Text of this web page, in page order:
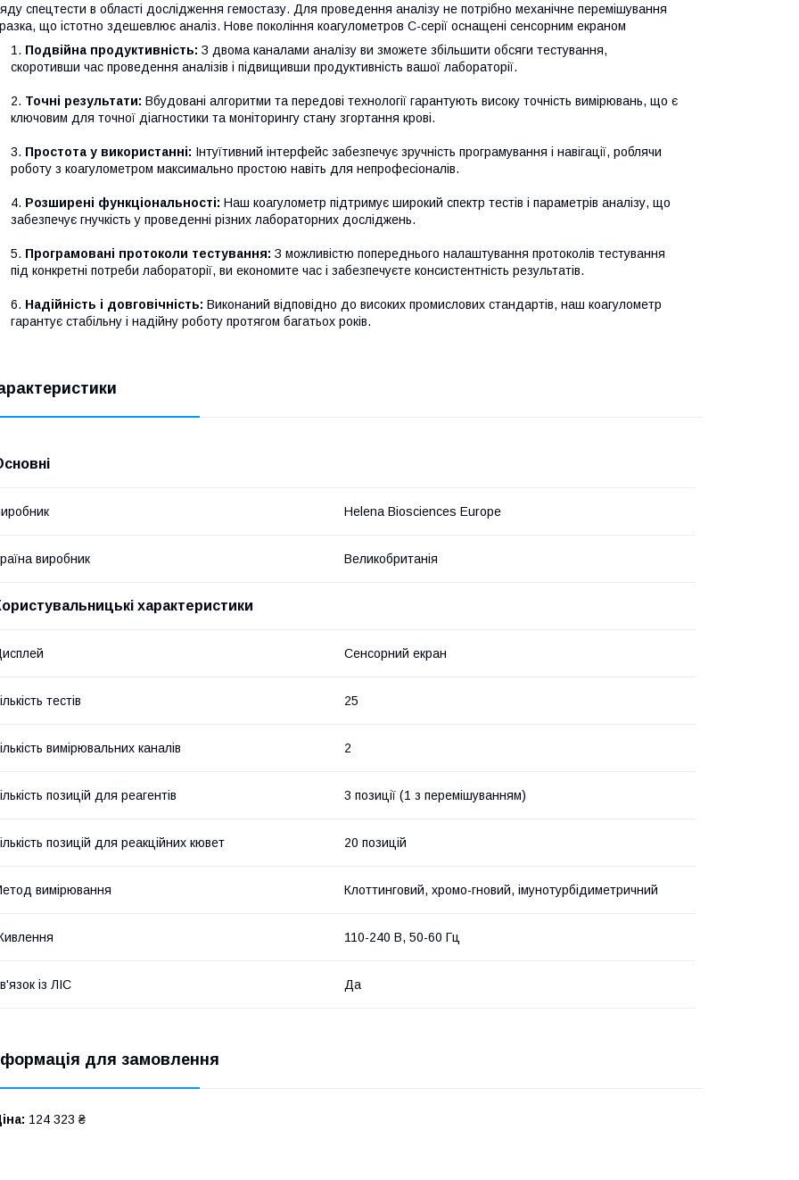
спецтести в області дослідження гемостазу. Для проведення аналізу не потрібно механічне перемішування
що істотно здешевлює аналіз. Нове покоління коагулометров С-серії оснащені сенсорним екраном
Подвійна продуктивність: З двома каналами аналізу ви зможете збільшити обсяги тестування,
скоротивши час проведення аналізів і підвищивши продуктивність вашої лабораторії.
Точні результати: Вбудовані алгоритми та передові технології гарантують високу точність вимірювань, що є
ключовим для точної діагностики та моніторингу стану згортання крові.
Простота у використанні: Інтуїтивний інтерфейс забезпечує зручність програмування і навігації, роблячи
роботу з коагулометром максимально простою навіть для непрофесіоналів.
Розширені функціональності: Наш коагулометр підтримує широкий спектр тестів і параметрів аналізу, що
забезпечує гнучкість у проведенні різних лабораторних досліджень.
Програмовані протоколи тестування: З можливістю попереднього налаштування протоколів тестування
під конкретні потреби лабораторії, ви економите час і забезпечуєте консистентність результатів.
Надійність і довговічність: Виконаний відповідно до високих промислових стандартів, наш коагулометр
гарантує стабільну і надійну роботу протягом багатьох років.
Helena Biosciences Europe
виробник Великобританія
характеристики
Сенсорний екран
тестів 25
вимірювальних каналів 2
позицій для реагентів 3 позиції (1 з перемішуванням)
позицій для реакційних кювет 20 позицій
вимірювання Клоттинговий, хромо-гновий, імунотурбідиметричний
110-240 В, 50-60 Гц
із ЛІС Да
для замовлення
124 323 ₴